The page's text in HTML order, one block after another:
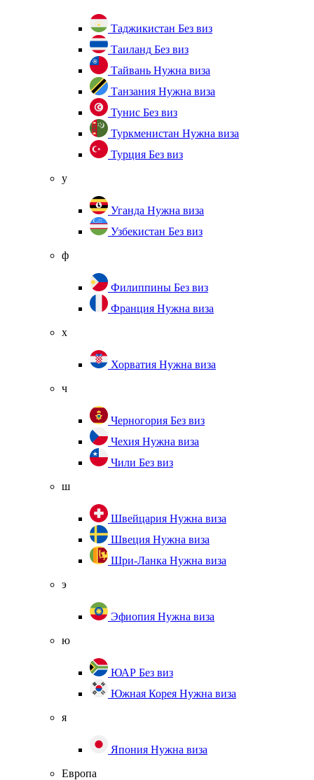
Таджикистан Без виз
Таиланд Без виз
Тайвань Нужна виза
Танзания Нужна виза
Тунис Без виз
Туркменистан Нужна виза
Турция Без виз
у
Уганда Нужна виза
Узбекистан Без виз
ф
Филиппины Без виз
Франция Нужна виза
х
Хорватия Нужна виза
ч
Черногория Без виз
Чехия Нужна виза
Чили Без виз
ш
Швейцария Нужна виза
Швеция Нужна виза
Шри-Ланка Нужна виза
э
Эфиопия Нужна виза
ю
ЮАР Без виз
Южная Корея Нужна виза
я
Япония Нужна виза
Европа